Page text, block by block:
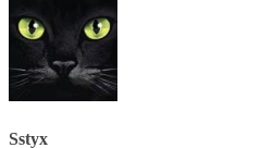
Sstyx